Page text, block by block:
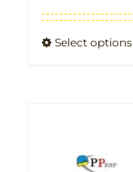
Select options